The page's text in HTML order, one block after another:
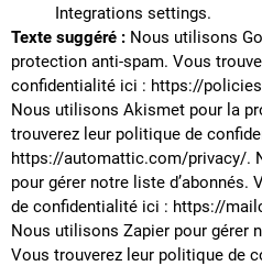
Integrations settings.
Texte suggéré : Nous utilisons
protection anti-spam. Vous
confidentialité ici : https://
Nous utilisons Akismet pour la
trouverez leur politique de
https://automattic.com/privacy/.
pour gérer notre liste d’abonnés.
de confidentialité ici : https://
Nous utilisons Zapier pour gérer
Vous trouverez leur politique de